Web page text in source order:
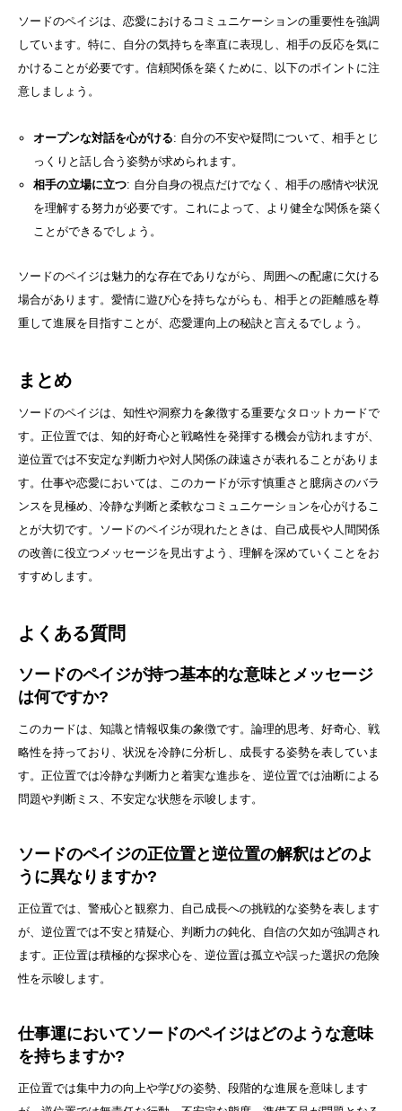
ソードのペイジは、恋愛におけるコミュニケーションの重要性を強調
しています。特に、自分の気持ちを率直に表現し、相手の反応を気に
かけることが必要です。信頼関係を築くために、以下のポイントに注
意しましょう。
オープンな対話を心がける: 自分の不安や疑問について、相手とじ
っくりと話し合う姿勢が求められます。
相手の立場に立つ: 自分自身の視点だけでなく、相手の感情や状況
を理解する努力が必要です。これによって、より健全な関係を築く
ことができるでしょう。
ソードのペイジは魅力的な存在でありながら、周囲への配慮に欠ける
場合があります。愛情に遊び心を持ちながらも、相手との距離感を尊
重して進展を目指すことが、恋愛運向上の秘訣と言えるでしょう。
まとめ
ソードのペイジは、知性や洞察力を象徴する重要なタロットカードで
す。正位置では、知的好奇心と戦略性を発揮する機会が訪れますが、
逆位置では不安定な判断力や対人関係の疎遠さが表れることがありま
す。仕事や恋愛においては、このカードが示す慎重さと臆病さのバラ
ンスを見極め、冷静な判断と柔軟なコミュニケーションを心がけるこ
とが大切です。ソードのペイジが現れたときは、自己成長や人間関係
の改善に役立つメッセージを見出すよう、理解を深めていくことをお
すすめします。
よくある質問
ソードのペイジが持つ基本的な意味とメッセージ
は何ですか?
このカードは、知識と情報収集の象徴です。論理的思考、好奇心、戦
略性を持っており、状況を冷静に分析し、成長する姿勢を表していま
す。正位置では冷静な判断力と着実な進歩を、逆位置では油断による
問題や判断ミス、不安定な状態を示唆します。
ソードのペイジの正位置と逆位置の解釈はどのよ
うに異なりますか?
正位置では、警戒心と観察力、自己成長への挑戦的な姿勢を表します
が、逆位置では不安と猜疑心、判断力の鈍化、自信の欠如が強調され
ます。正位置は積極的な探求心を、逆位置は孤立や誤った選択の危険
性を示唆します。
仕事運においてソードのペイジはどのような意味
を持ちますか?
正位置では集中力の向上や学びの姿勢、段階的な進展を意味します